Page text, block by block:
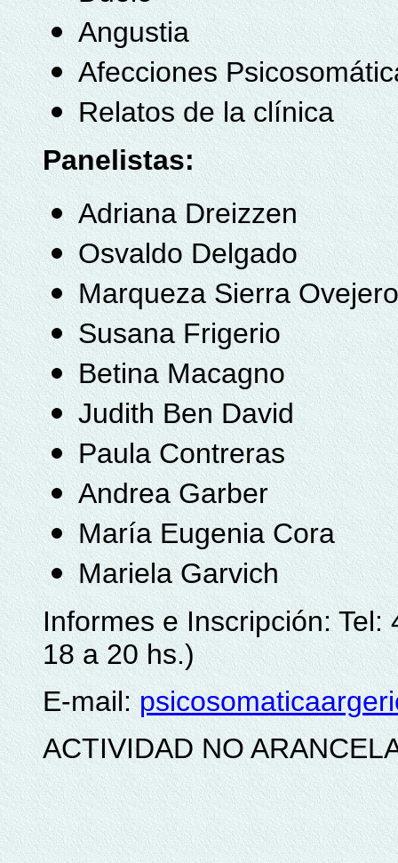
Angustia
Afecciones
Relatos de la clínica
Panelistas:
Adriana Dreizzen
Osvaldo Delgado
Marqueza Sierra Ovejero
Susana Frigerio
Betina Macagno
Judith Ben David
Paula Contreras
Andrea Garber
María Eugenia Cora
Mariela Garvich
Informes e Inscripción:
18 a 20 hs.)
E-mail:
ACTIVIDAD NO